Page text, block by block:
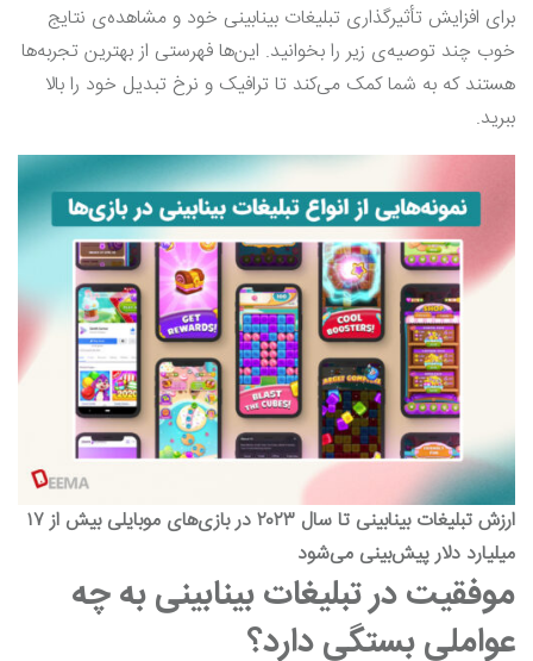
برای افزایش تأثیرگذاری تبلیغات بینابینی خود و مشاهده‌ی نتایج
خوب چند توصیه‌ی زیر را بخوانید. این‌ها فهرستی از بهترین تجربه‌ها
هستند که به شما کمک می‌کند تا ترافیک و نرخ تبدیل خود را بالا
ببرید.
ارزش تبلیغات بینابینی تا سال ۲۰۲۳ در بازی‌های موبایلی بیش از ۱۷
میلیارد دلار پیش‌بینی می‌شود
موفقیت در تبلیغات بینابینی به چه
عواملی بستگی دارد؟